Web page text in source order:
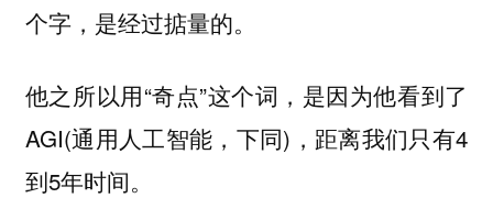
个字，是经过掂量的。
他之所以用“奇点”这个词，是因为他看到了
AGI(通用人工智能，下同)，距离我们只有4
到5年时间。